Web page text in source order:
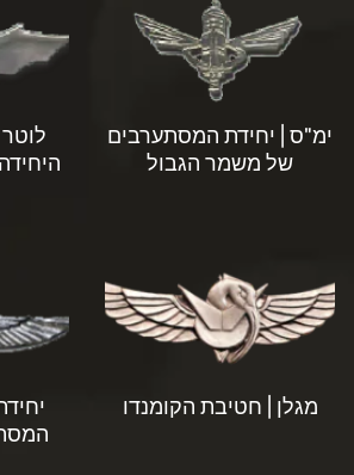
ימ"ס | יחידת המסתערבים
של משמר הגבול
מגלן | חטיבת הקומנדו